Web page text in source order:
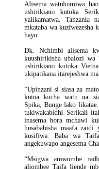
Alisema watuhumiwa
ushirikiano kutoka
yalikamatwa. Tanzania
mkataba wa kuziwezesha
hayo.
Dk. Nchimbi alisema
kuushirikisha ubalozi
ushirikiano kutoka
ukipatikana itarejeshwa
“Upinzani si siasa za
kutoa kucha watu na
Spika, Bunge lako
tukiwakabidhi Serikali
inasema bora mchawi
husababisha maafa
kusifiwa. Baba wa
angekuwapo angesema
“Msigwa amwombe
aliombee Taifa liende